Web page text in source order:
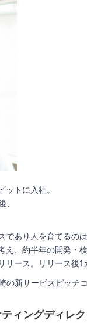
トに入社。
、
であり人を育てるの
え、約半年の開発・
ース。リリース後1
新サービスピッチ
ィングディレ